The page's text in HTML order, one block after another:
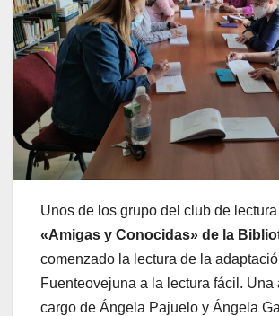
Unos de los grupo del club de lectura
«Amigas y Conocidas» de la
comenzado la lectura de la
Fuenteovejuna a la lectura fácil. Una
cargo de Ángela Pajuelo y Ángela